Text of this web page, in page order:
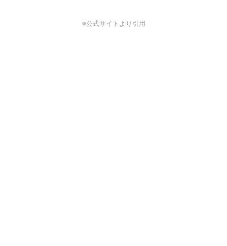
※公式サイトより引用